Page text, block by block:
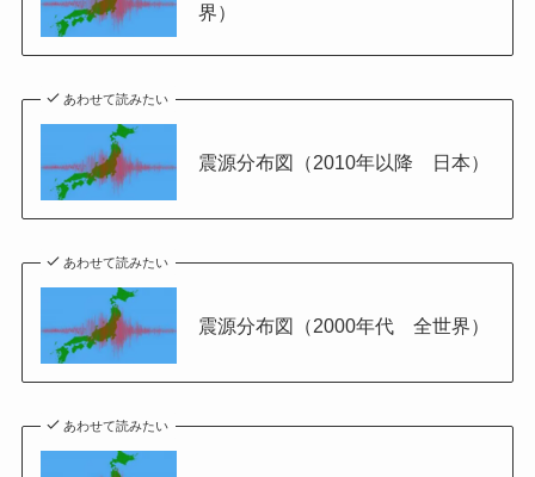
界）
あわせて読みたい
震源分布図（2010年以降 日本）
あわせて読みたい
震源分布図（2000年代 全世界）
あわせて読みたい